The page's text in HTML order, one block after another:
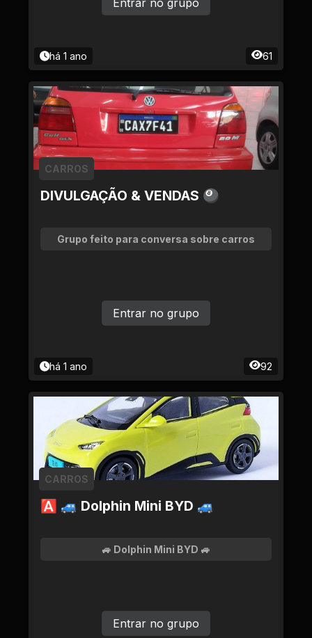
há 1 ano 61
Entrar no grupo
DIVULGAÇÃO & VENDAS 🎱
CARROS
Grupo feito para conversa sobre carros
há 1 ano 92
Entrar no grupo
🅰 🚙 Dolphin Mini BYD 🚙
CARROS
🚙 Dolphin Mini BYD 🚙
Entrar no grupo